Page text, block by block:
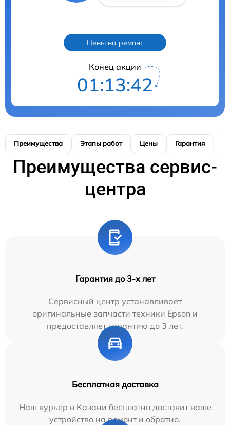
Цены на ремонт
Конец акции
01:13:41
Преимущества Этапы работ Цены Гарантия
Преимущества сервис-
центра
Гарантия до 3-х лет
Сервисный центр устанавливает
оригинальные запчасти техники Epson и
предоставляет гарантию до 3 лет.
Бесплатная доставка
Наш курьер в Казани бесплатно доставит ваше
устройство на ремонт и обратно.